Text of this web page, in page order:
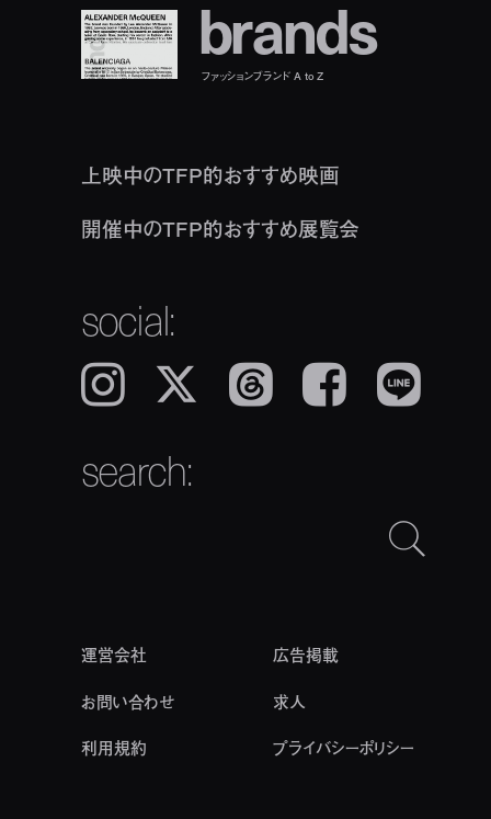
brands
ファッションブランド A to Z
上映中のTFP的おすすめ映画
開催中のTFP的おすすめ展覧会
social:
Instagram 𝕏 Threads Facebook LINE
search:
運営会社
広告掲載
お問い合わせ
求人
利用規約 プライバシーポリシー